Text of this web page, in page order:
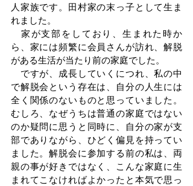
人家族です。田村家の末っ子として生ま
れました。
家が支部をしており、生まれた時か
ら、家には頻繁に会員さんが訪れ、解脱
がある生活が当たり前の家庭でした。
ですが、成長していくにつれ、私の中
で解脱会という存在は、自分の人生には
全く関係のないものと思っていました。
むしろ、なぜうちは普通の家庭ではない
のか疑問に思うと同時に、自分の家が支
部でありながら、ひどく偏見を持ってい
ました。解脱会に参加する前の私は、両
親の事が好きではなく、こんな家庭に生
まれてこなければよかったと本気で思っ